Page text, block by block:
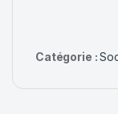
Catégorie :